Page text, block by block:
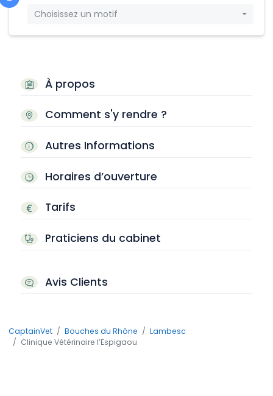
À propos
Comment s'y rendre ?
Autres Informations
Horaires d’ouverture
Tarifs
Praticiens du cabinet
Avis Clients
Choisissez un motif
CaptainVet Bouches du Rhône
Lambesc
Clinique Vétérinaire l’Espigaou